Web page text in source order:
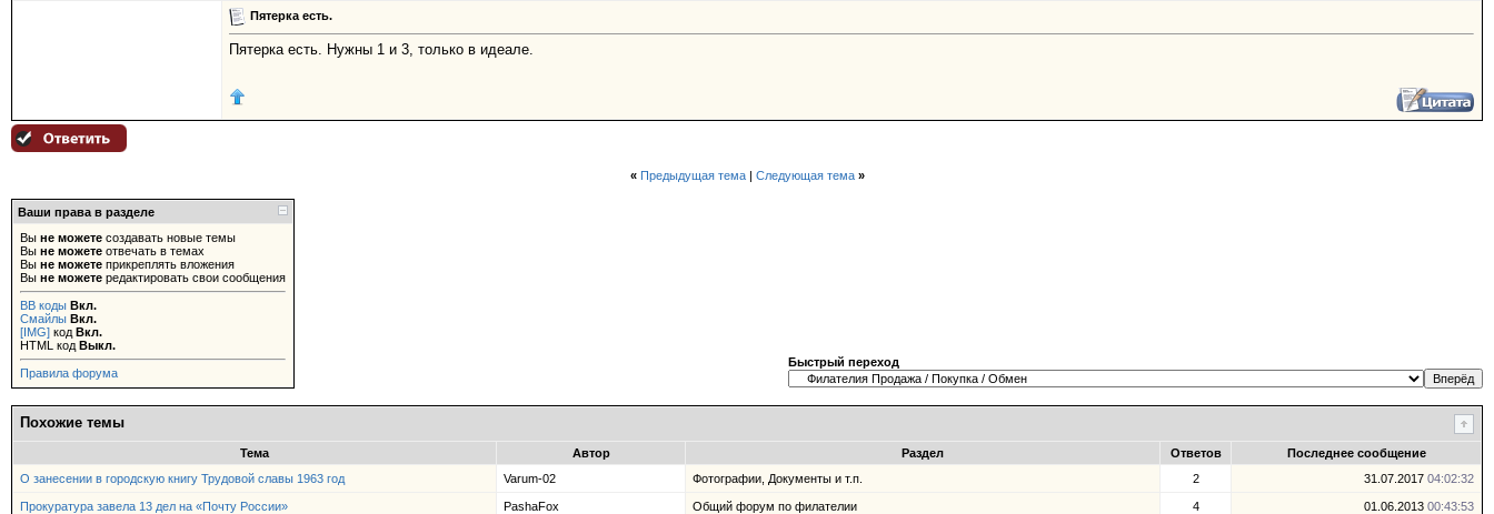
Пятерка есть.
Пятерка есть. Нужны 1 и 3, только в идеале.
« Предыдущая тема| Следующая тема »
Ваши права в разделе
Вы не можете создавать новые темы
Вы не можете отвечать в темах
Вы не можете прикреплять вложения
Вы не можете редактировать свои сообщения
BB коды Вкл.
Смайлы Вкл.
[IMG] код Вкл.
HTML код Выкл.
Правила форума
Быстрый переход
Похожие темы
Тема Автор Раздел Ответов
Последнее сообщение
О занесении в городскую книгу Трудовой славы 1963 год
Varum-02 Фотографии, Документы и т.п. 2 31.07.2017 04:02:32
Прокуратура завела 13 дел на «Почту России» PashaFox Общий форум по филателии 4 01.06.2013 00:43:53